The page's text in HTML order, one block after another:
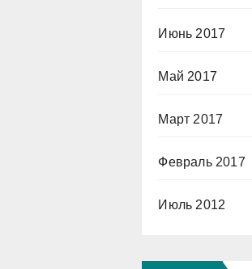
Июнь 2017
Май 2017
Март 2017
Февраль 2017
Июль 2012